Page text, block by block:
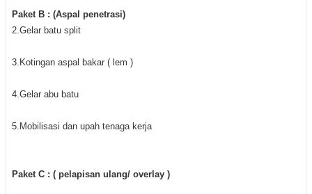
Paket B : (Aspal penetrasi)
2.Gelar batu split
3.Kotingan aspal bakar ( lem )
4.Gelar abu batu
5.Mobilisasi dan upah tenaga kerja
Paket C : ( pelapisan ulang/ overlay )